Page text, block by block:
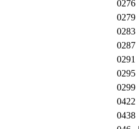
0276
0279
0283
0287
0291
0295
0299
0422
0438